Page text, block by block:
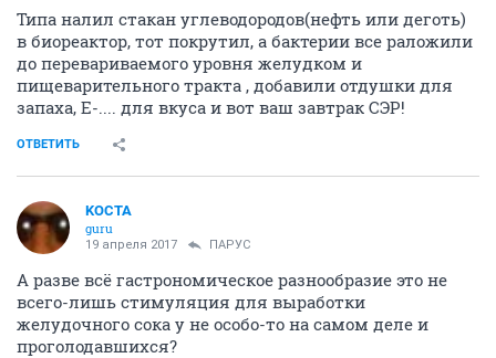
Типа налил стакан углеводородов(нефть или деготь)
в биореактор, тот покрутил, а бактерии все раложили
до перевариваемого уровня желудком и
пищеварительного тракта , добавили отдушки для
запаха, Е-.... для вкуса и вот ваш завтрак СЭР!
ОТВЕТИТЬ
KOCTA
guru
19 апреля 2017 ПАРУС
А разве всё гастрономическое разнообразие это не
всего-лишь стимуляция для выработки
желудочного сока у не особо-то на самом деле и
проголодавшихся?